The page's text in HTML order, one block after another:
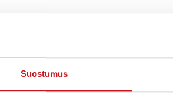
Suostumus